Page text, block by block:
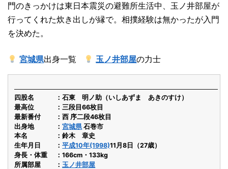
門のきっかけは東日本震災の避難所生活中、玉ノ井部屋が
行ってくれた炊き出しが縁で。相撲経験は無かったが入門
を決めた。
宮城県出身一覧 玉ノ井部屋の力士
四股名
石東 明ノ助（いしあずま あきのすけ）
最高位
三段目66枚目
最新番付
西 序二段46枚目
出身地
宮城県 石巻市
本名
鈴木 章史
生年月日
平成10年(1998)11月8日（27歳）
身長・体重
166cm・133kg
所属部屋
玉ノ井部屋